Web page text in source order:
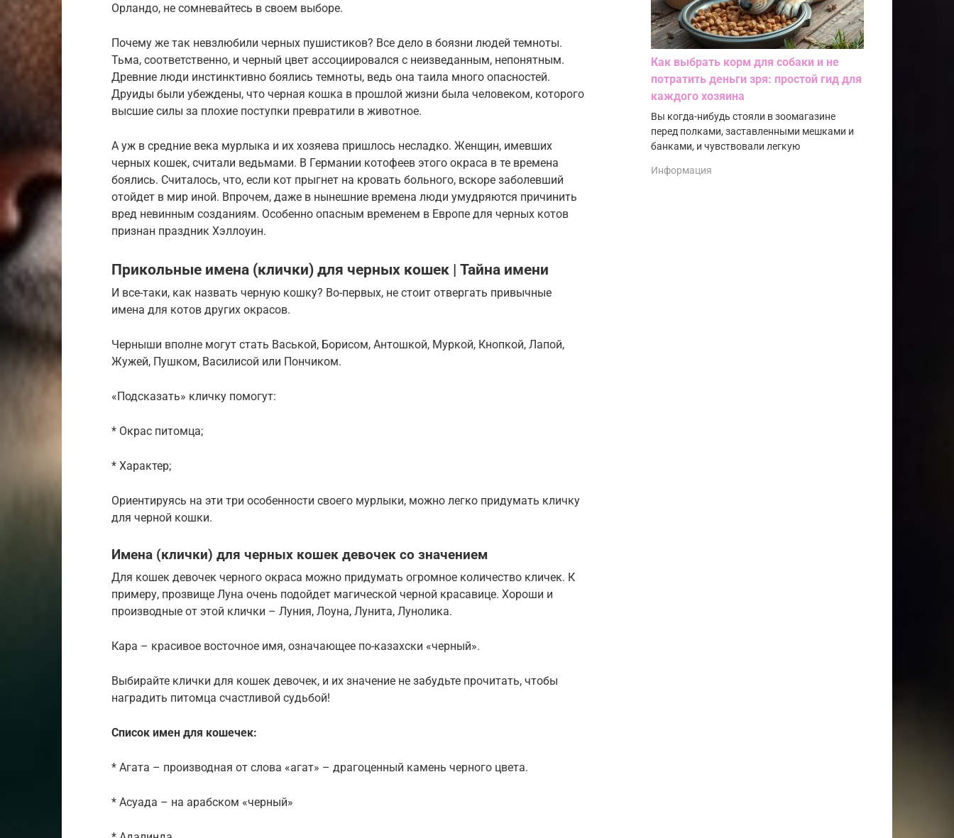
Орландо, не сомневайтесь в своем выборе.
Почему же так невзлюбили черных пушистиков? Все дело в боязни людей темноты.
Тьма, соответственно, и черный цвет ассоциировался с неизведанным, непонятным.
Древние люди инстинктивно боялись темноты, ведь она таила много опасностей.
Друиды были убеждены, что черная кошка в прошлой жизни была человеком, которого
высшие силы за плохие поступки превратили в животное.
А уж в средние века мурлыка и их хозяева пришлось несладко. Женщин, имевших
черных кошек, считали ведьмами. В Германии котофеев этого окраса в те времена
боялись. Считалось, что, если кот прыгнет на кровать больного, вскоре заболевший
отойдет в мир иной. Впрочем, даже в нынешние времена люди умудряются причинить
вред невинным созданиям. Особенно опасным временем в Европе для черных котов
признан праздник Хэллоуин.
Прикольные имена (клички) для черных кошек | Тайна имени
И все-таки, как назвать черную кошку? Во-первых, не стоит отвергать привычные
имена для котов других окрасов.
Черныши вполне могут стать Васькой, Борисом, Антошкой, Муркой, Кнопкой, Лапой,
Жужей, Пушком, Василисой или Пончиком.
«Подсказать» кличку помогут:
* Окрас питомца;
* Характер;
Ориентируясь на эти три особенности своего мурлыки, можно легко придумать кличку
для черной кошки.
Имена (клички) для черных кошек девочек со значением
Для кошек девочек черного окраса можно придумать огромное количество кличек. К
примеру, прозвище Луна очень подойдет магической черной красавице. Хороши и
производные от этой клички – Луния, Лоуна, Лунита, Лунолика.
Кара – красивое восточное имя, означающее по-казахски «черный».
Выбирайте клички для кошек девочек, и их значение не забудьте прочитать, чтобы
наградить питомца счастливой судьбой!
Список имен для кошечек:
* Агата – производная от слова «агат» – драгоценный камень черного цвета.
* Асуада – на арабском «черный»
Как выбрать корм для собаки и не
потратить деньги зря: простой гид для
каждого хозяина
Вы когда-нибудь стояли в зоомагазине
перед полками, заставленными мешками и
банками, и чувствовали легкую
Информация